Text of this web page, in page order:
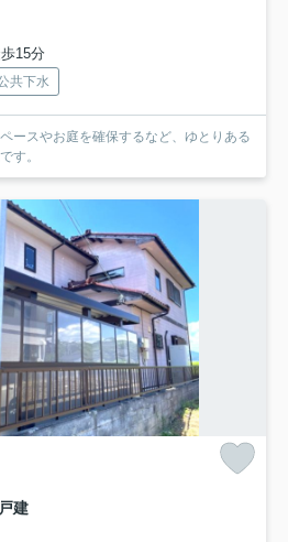
15分
共下水
ースやお庭を確保するなど、ゆとりある
す。
建